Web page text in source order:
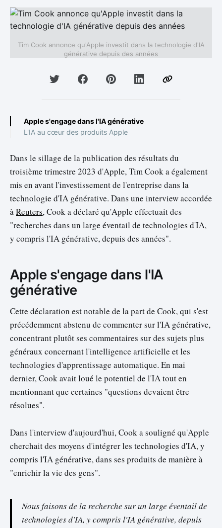
Tim Cook annonce qu'Apple investit dans la technologie d'IA
générative depuis des années
Apple s'engage dans l'IA générative
L'IA au cœur des produits Apple
Dans le sillage de la publication des résultats du
troisième trimestre 2023 d'Apple, Tim Cook a également
mis en avant l'investissement de l'entreprise dans la
technologie d'IA générative. Dans une interview accordée
àReuters, Cook a déclaré qu'Apple effectuait des
"recherches dans un large éventail de technologies d'IA,
y compris l'IA générative, depuis des années".
Apple s'engage dans l'IA
générative
Cette déclaration est notable de la part de Cook, qui s'est
précédemment abstenu de commenter sur l'IA générative,
concentrant plutôt ses commentaires sur des sujets plus
généraux concernant l'intelligence artificielle et les
technologies d'apprentissage automatique. En mai
dernier, Cook avait loué le potentiel de l'IA tout en
mentionnant que certaines "questions devaient être
résolues".
Dans l'interview d'aujourd'hui, Cook a souligné qu'Apple
cherchait des moyens d'intégrer les technologies d'IA, y
compris l'IA générative, dans ses produits de manière à
"enrichir la vie des gens".
Nous faisons de la recherche sur un large éventail de
technologies d'IA, y compris l'IA générative, depuis